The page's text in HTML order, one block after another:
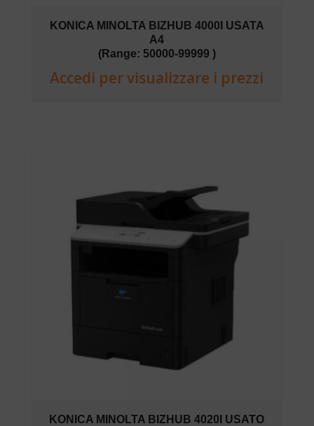
KONICA MINOLTA BIZHUB 4000I USATA
A4
(Range: 50000-99999 )
Accedi per visualizzare i prezzi
KONICA MINOLTA BIZHUB 4020I USATO